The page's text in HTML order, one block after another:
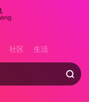
社区 生活